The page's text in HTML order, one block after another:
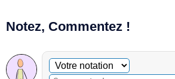
Notez, Commentez !
Commentaire facultatif
Votre notation